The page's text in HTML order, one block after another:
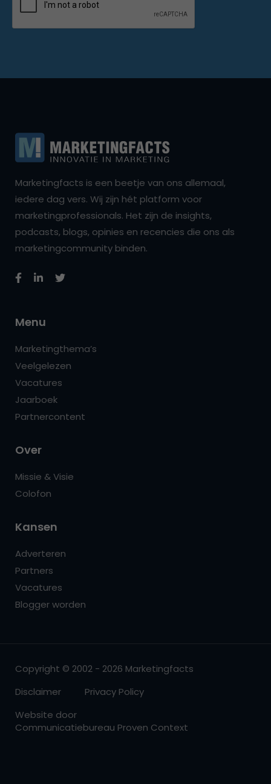
Marketingfacts is een beetje van ons allemaal,
iedere dag vers. Wij zijn hét platform voor
marketingprofessionals. Het zijn de insights,
podcasts, blogs, opinies en recencies die ons als
marketingcommunity binden.
Menu
Marketingthema’s
Veelgelezen
Vacatures
Jaarboek
Partnercontent
Over
Missie & Visie
Colofon
Kansen
Adverteren
Partners
Vacatures
Blogger worden
Copyright © 2002 - 2026 Marketingfacts
Disclaimer
Privacy Policy
Website door
Communicatiebureau Proven Context